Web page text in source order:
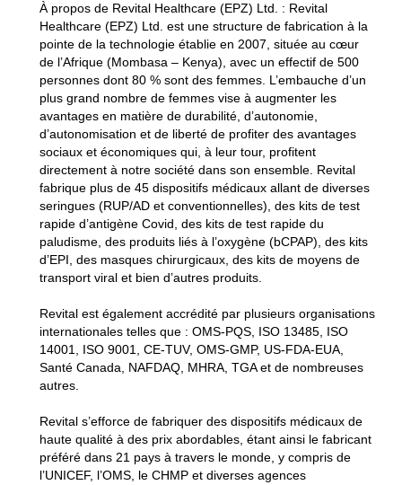
À propos de Revital Healthcare (EPZ) Ltd. : Revital
Healthcare (EPZ) Ltd. est une structure de fabrication à la
pointe de la technologie établie en 2007, située au cœur
de l’Afrique (Mombasa – Kenya), avec un effectif de 500
personnes dont 80 % sont des femmes. L’embauche d’un
plus grand nombre de femmes vise à augmenter les
avantages en matière de durabilité, d’autonomie,
d’autonomisation et de liberté de profiter des avantages
sociaux et économiques qui, à leur tour, profitent
directement à notre société dans son ensemble. Revital
fabrique plus de 45 dispositifs médicaux allant de diverses
seringues (RUP/AD et conventionnelles), des kits de test
rapide d’antigène Covid, des kits de test rapide du
paludisme, des produits liés à l’oxygène (bCPAP), des kits
d’EPI, des masques chirurgicaux, des kits de moyens de
transport viral et bien d’autres produits.
Revital est également accrédité par plusieurs organisations
internationales telles que : OMS-PQS, ISO 13485, ISO
14001, ISO 9001, CE-TUV, OMS-GMP, US-FDA-EUA,
Santé Canada, NAFDAQ, MHRA, TGA et de nombreuses
autres.
Revital s’efforce de fabriquer des dispositifs médicaux de
haute qualité à des prix abordables, étant ainsi le fabricant
préféré dans 21 pays à travers le monde, y compris de
l’UNICEF, l’OMS, le CHMP et diverses agences